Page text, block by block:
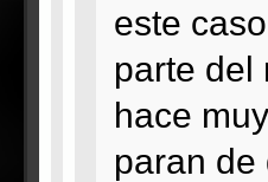
este
parte del
hace
paran de